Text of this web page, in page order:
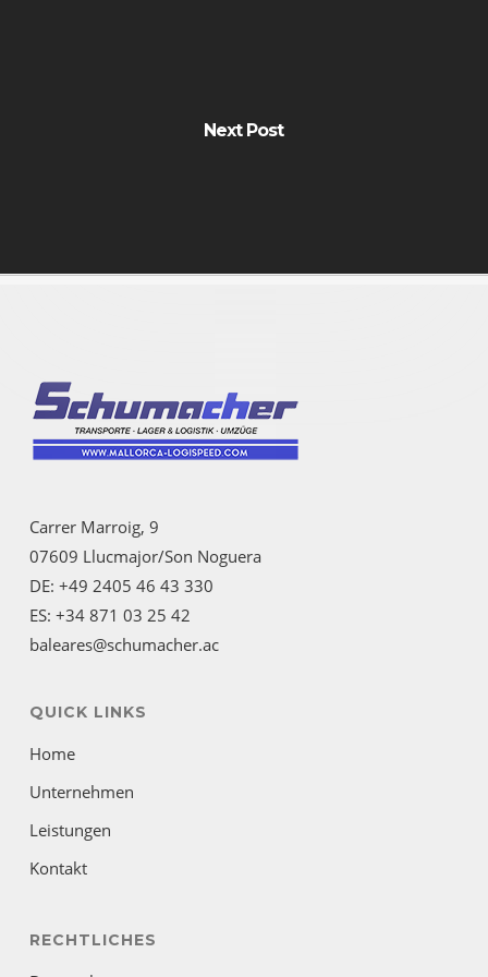
Next Post
Carrer Marroig, 9
07609 Llucmajor/Son Noguera
DE: +49 2405 46 43 330
ES: +34 871 03 25 42
baleares@schumacher.ac
QUICK LINKS
Home
Unternehmen
Leistungen
Kontakt
RECHTLICHES